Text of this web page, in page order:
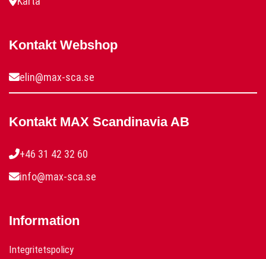
Kontakt Webshop
elin@max-sca.se
Kontakt MAX Scandinavia AB
+46 31 42 32 60
info@max-sca.se
Information
Integritetspolicy